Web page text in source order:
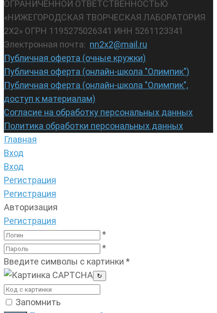
ОГРАНИЧЕННОЙ ОТВЕТСТВЕННОСТЬЮ
«НИЖЕГОРОДСКАЯ ТВОРЧЕСКАЯ ЛАБОРАТОРИЯ
2Х2» ОГРН 1195275026341 ИНН 5261123341
Электронная почта: nn2x2@mail.ru
Публичная оферта (очные кружки)
Публичная оферта (онлайн-школа "Олимпик")
Публичная оферта (онлайн-школа "Олимпик",
доступ к материалам)
Согласие на обработку персональных данных
Политика обработки персональных данных
Главная
Вход
Вход
Регистрация
Регистрация
Авторизация
Регистрация
*
*
Введите символы с картинки *
↻
Запомнить